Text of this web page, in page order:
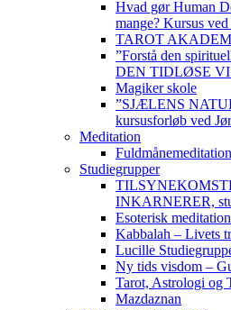
Hvad gør Human
mange? Kursus
TAROT
”Forstå den
DEN TIDLØSE
Magiker skole
”SJÆLENS
kursusforløb ved
Meditation
Fuldmånemeditation
Studiegrupper
INKARNERER,
Esoterisk meditation
Kabbalah – Livets
Lucille
Ny tids visdom –
Tarot, Astrologi og
Mazdaznan